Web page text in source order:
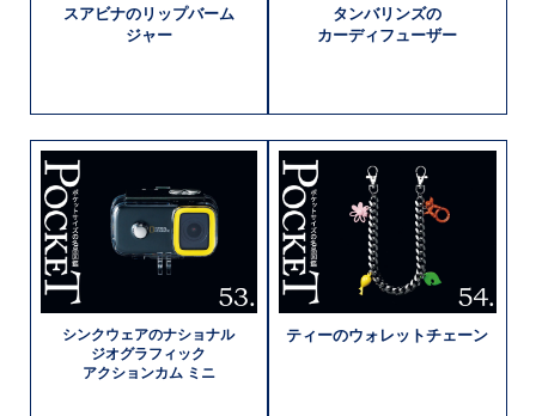
スアビナのリップバーム
ジャー
タンバリンズの
カーディフューザー
シンクウェアのナショナル
ジオグラフィック
アクションカム ミニ
ティーのウォレットチェーン